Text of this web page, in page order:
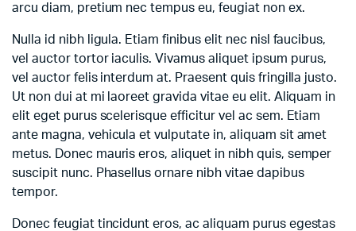
arcu diam, pretium nec tempus eu, feugiat non ex.
Nulla id nibh ligula. Etiam finibus elit nec nisl faucibus,
vel auctor tortor iaculis. Vivamus aliquet ipsum purus,
vel auctor felis interdum at. Praesent quis fringilla justo.
Ut non dui at mi laoreet gravida vitae eu elit. Aliquam in
elit eget purus scelerisque efficitur vel ac sem. Etiam
ante magna, vehicula et vulputate in, aliquam sit amet
metus. Donec mauris eros, aliquet in nibh quis, semper
suscipit nunc. Phasellus ornare nibh vitae dapibus
tempor.
Donec feugiat tincidunt eros, ac aliquam purus egestas